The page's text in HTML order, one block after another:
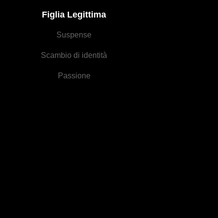
Figlia Legittima
Suspense
Scambio di identità
Passione